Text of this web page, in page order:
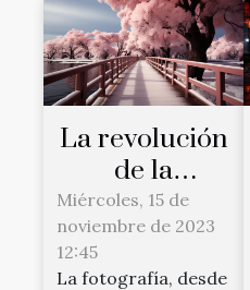
La revolución
de la
fotografía
infrarroja
Miércoles, 15 de
noviembre de 2023
12:45
La fotografía, desde